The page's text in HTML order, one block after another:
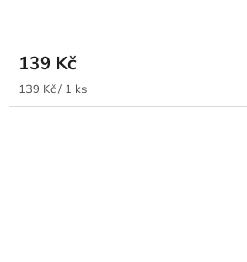
139 Kč
Měrná
cena:
139 Kč / 1 ks